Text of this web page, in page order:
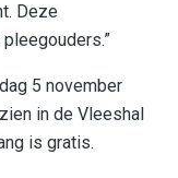
Deze
5 november
in de Vleeshal
is gratis.